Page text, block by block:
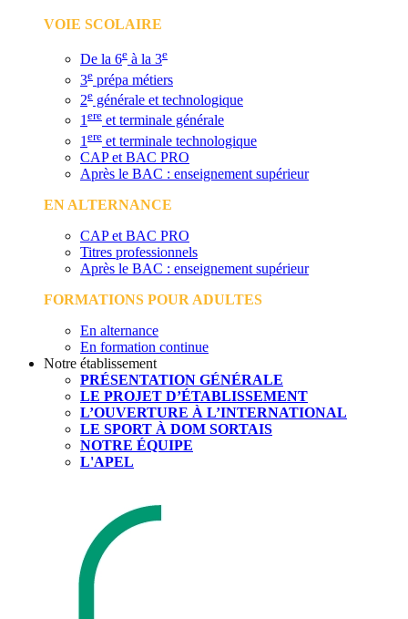
VOIE SCOLAIRE
De la 6e à la 3e
3e prépa métiers
2e générale et technologique
1 ere et terminale générale
1 ere et terminale technologique
CAP et BAC PRO
Après le BAC : enseignement supérieur
EN ALTERNANCE
CAP et BAC PRO
Titres professionnels
Après le BAC : enseignement supérieur
FORMATIONS POUR ADULTES
En alternance
En formation continue
Notre établissement
PRÉSENTATION GÉNÉRALE
LE PROJET D’ÉTABLISSEMENT
L’OUVERTURE À L’INTERNATIONAL
LE SPORT À DOM SORTAIS
NOTRE ÉQUIPE
L'APEL